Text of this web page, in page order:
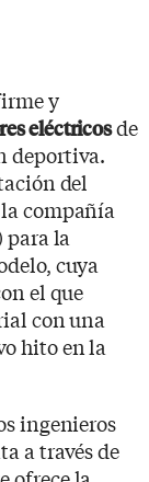
y
eléctricosde
deportiva.
del
compañía
para la
cuya
el que
con una
hito en la
ingenieros
a través de